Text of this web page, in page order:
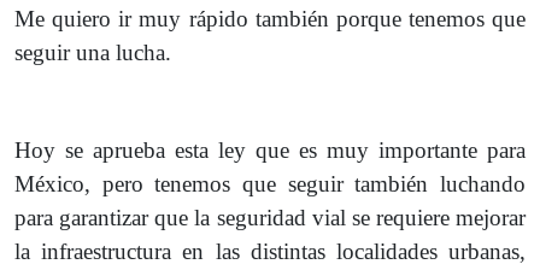
Me quiero ir muy rápido también porque tenemos que
seguir una lucha.
Hoy se aprueba esta ley que es muy importante para
México, pero tenemos que seguir también luchando
para garantizar que la seguridad vial se requiere mejorar
la infraestructura en las distintas localidades urbanas,